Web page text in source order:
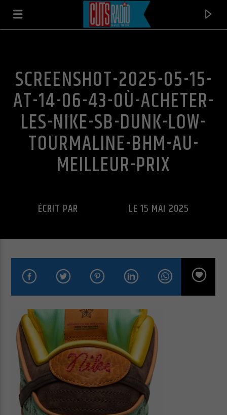
34+35 (KASTRA 'FLY AWAY' EDIT) (DIRTY)
Cuts Radio
Cuts Hip Hop R&B
Cuts Latino
SCREENSHOT-2025-05-15-
AT-14-06-43-OÙ-ACHETER-
LES-NIKE-SB-DUNK-LOW-
TOURMALINE-BHM-AU-
MEILLEUR-PRIX
ÉCRIT PAR LE 15 MAI 2025